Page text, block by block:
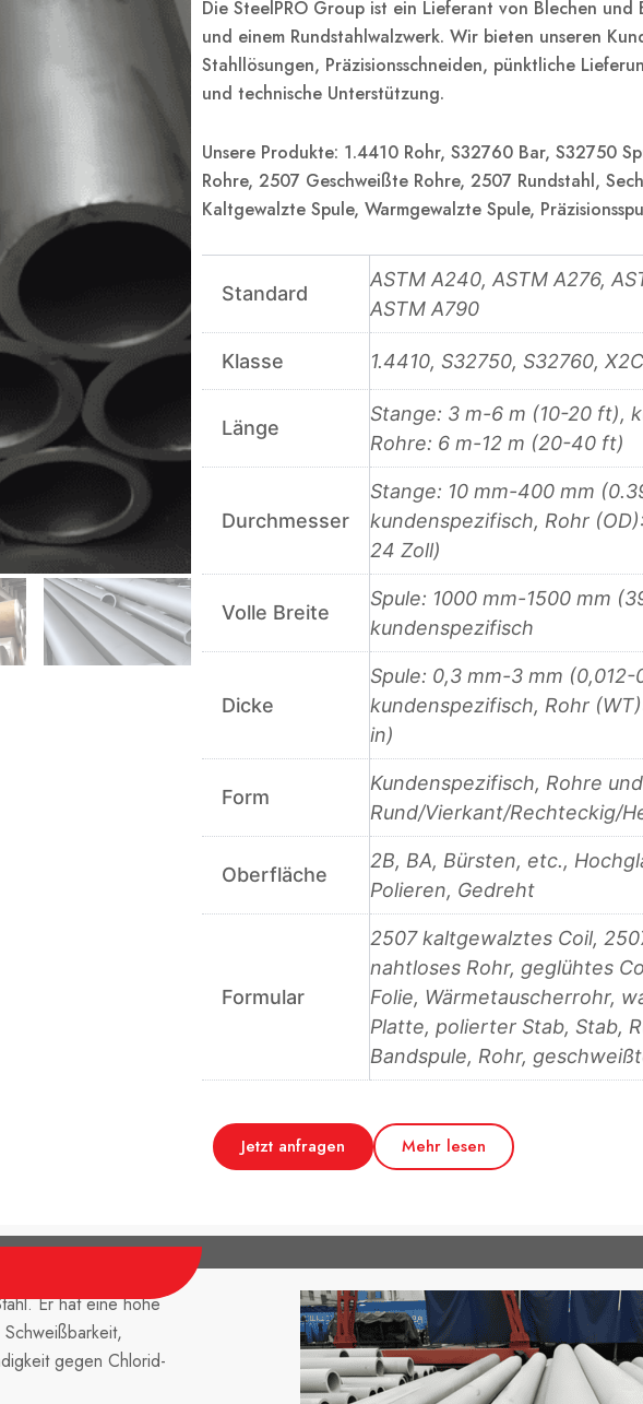
Die SteelPRO Group ist ein Lieferant von Blechen und
und einem Rundstahlwalzwerk. Wir bieten unseren
Stahllösungen, Präzisionsschneiden, pünktliche
und technische Unterstützung.
Unsere Produkte: 1.4410 Rohr, S32760 Bar, S32750
Rohre, 2507 Geschweißte Rohre, 2507 Rundstahl,
Kaltgewalzte Spule, Warmgewalzte Spule,
Standard
ASTM A240, ASTM A276,
ASTM A790
Klasse 1.4410, S32750, S32760,
Länge
Stange: 3 m-6 m (10-20 ft),
Rohre: 6 m-12 m (20-40 ft)
Durchmesser
Stange: 10 mm-400 mm
kundenspezifisch, Rohr
24 Zoll)
Volle Breite
Spule: 1000 mm-1500 mm
kundenspezifisch
Dicke
Spule: 0,3 mm-3 mm (0,012-
kundenspezifisch, Rohr
in)
Form
Kundenspezifisch, Rohre
Rund/Vierkant/Rechteckig/
Oberfläche
2B, BA, Bürsten, etc.,
Polieren, Gedreht
Formular
2507 kaltgewalztes Coil,
nahtloses Rohr, geglühtes
Folie, Wärmetauscherrohr,
Platte, polierter Stab, Stab,
Bandspule, Rohr,
Jetzt anfragen Mehr lesen
Er hat eine hohe
gegen Chlorid-